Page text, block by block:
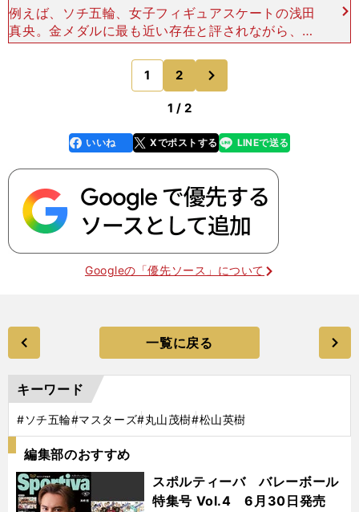
例えば、ソチ五輪、女子フィギュアスケートの浅田
真央。金メダルに最も近い存在と評されながら、結
果は総合６位となった。あるいは、カーリングの日
本女子チーム。氷の溶け具合を読み切れないまま、
予選リーグ敗退で
1 2
1 / 2
faceboo
k
いいね Xでポストする
line LINEで送る
Googleの「優先ソース」について
一覧に戻る
キーワード
#ソチ五輪#マスターズ#丸山茂樹#松山英樹
編集部のおすすめ
スポルティーバ バレーボール
特集号 Vol.4 6月30日発売